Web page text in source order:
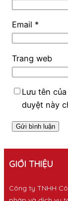
Email *
Trang web
Lưu tên
duyệt này
GIỚI THIỆU
Công ty TNHH Công Xưởng In là